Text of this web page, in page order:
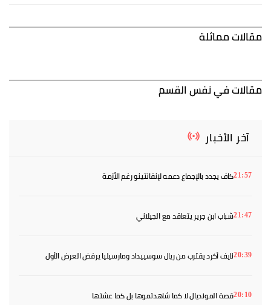
مقالات مماثلة
مقالات في نفس القسم
آخر الأخبار
21:57كاف يجدد بالإجماع دعمه لإنفانتينو رغم الأزمة
21:47شباب ابن جرير يتعاقد مع الجيلاني
20:39نايف أكرد يقترب من ريال سوسييداد ومارسيليا يرفض العرض الأول
20:10قصة المونديال لا كما شاهدتموها بل كما عشتها